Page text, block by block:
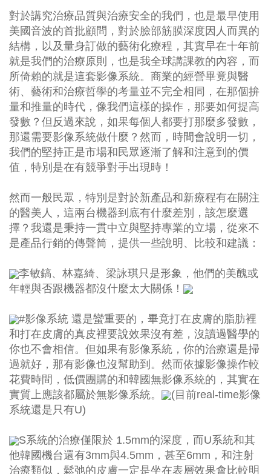
對於講究治療品質與治療安全的我們，也是最早使用
美國音波的首批顧問，對於臉部筋膜深度因人而異的
結構，以及量身訂做的藝術化療程，其實早在十年前
就是我們的治療原則，也是我全球講課教的內容，而
所倚賴的就是這套影像系統。商業的經營畢竟與醫
術、 藝術和治療哲學的考量並不完全相同，在那個拚
量和推量的時代，像我們這樣的操作，那要如何提高
發數？但反過來說，如果每個人都要打那麼多發數，
那還需要影像系統做什麼？然而，時間會說明一切，
我們的堅持正是市場和民眾逐漸了解和注意到的價
值，特別是在有競爭對手出現時！
然而一般民眾，特別是對於新產品和新療程有在關注
的醫美人，這兩台機器到底有什麼差別，該怎麼選
擇？我還是秉持一貫中立與堅持專業的立場，從來不
是產品行銷的傳聲筒，提供一些說明、比較和建議：
李敏鎬、林嘉綺、梁詠琪只是形象，他們的美醜或
年輕與否跟機器都沒什麼太大關係！
#影像系統 還是蠻重要的，畢竟打在皮膚的脂肪裡
和打在皮膚的真皮裡要說效果沒有差，沒讀過醫學的
你也不會相信。但如果有影像系統，你的治療還是掃
過就好，那有影像也沒幫助到。然而依據影像操作較
花費時間，低價團購的和韓國無影像系統的，其實在
實質上應該都屬於無影像系統。
(目前real-time影像
系統還是只有U)
S系統的治療僅限於 1.5mm的深度，而U系統和其
他韓國機台還有3mm與4.5mm，甚至6mm，和注射
治療類似，鬆弛的皮膚一定是坐在表層效果會比較明